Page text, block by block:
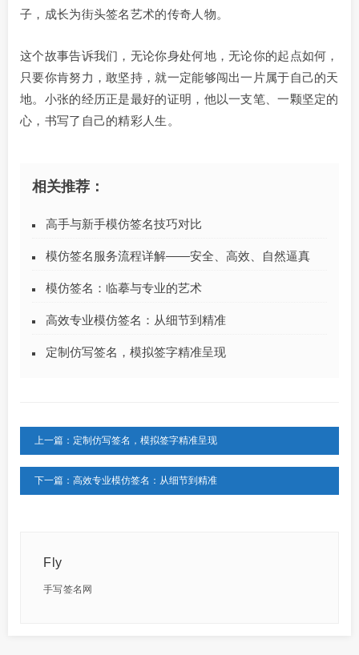
子，成长为街头签名艺术的传奇人物。
这个故事告诉我们，无论你身处何地，无论你的起点如何，
只要你肯努力，敢坚持，就一定能够闯出一片属于自己的天
地。小张的经历正是最好的证明，他以一支笔、一颗坚定的
心，书写了自己的精彩人生。
相关推荐：
高手与新手模仿签名技巧对比
模仿签名服务流程详解——安全、高效、自然逼真
模仿签名：临摹与专业的艺术
高效专业模仿签名：从细节到精准
定制仿写签名，模拟签字精准呈现
上一篇：定制仿写签名，模拟签字精准呈现
下一篇：高效专业模仿签名：从细节到精准
Fly
手写签名网